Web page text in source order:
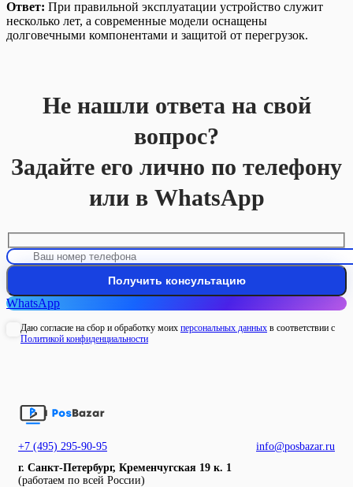
Ответ: При правильной эксплуатации устройство служит
несколько лет, а современные модели оснащены
долговечными компонентами и защитой от перегрузок.
Не нашли ответа на свой
вопрос?
Задайте его лично по телефону
или в WhatsApp
WhatsApp
Даю согласие на сбор и обработку моих персональных данных в соответствии с
Политикой конфиденциальности
+7 (495) 295-90-95
info@posbazar.ru
г. Санкт-Петербург, Кременчугская 19 к. 1
(работаем по всей России)